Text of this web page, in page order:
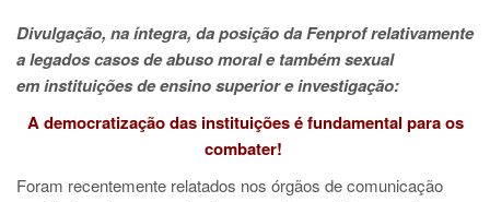
Divulgação, na íntegra, da posição da Fenprof relativamente
a legados casos de abuso moral e também sexual
em instituições de ensino superior e investigação:
A democratização das instituições é fundamental para os
combater!
Foram recentemente relatados nos órgãos de comunicação